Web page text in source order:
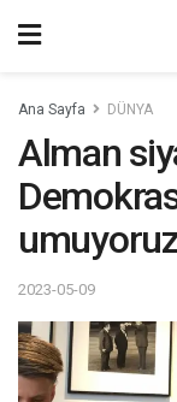
Ana Sayfa DÜNYA
Alman
2023-05-09